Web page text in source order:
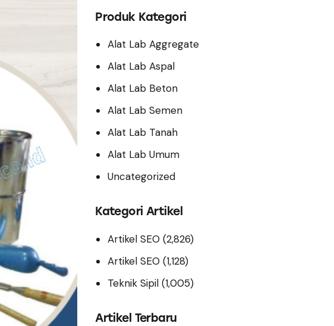
Produk Kategori
Alat Lab Aggregate
Alat Lab Aspal
Alat Lab Beton
Alat Lab Semen
Alat Lab Tanah
Alat Lab Umum
Uncategorized
Kategori Artikel
Artikel SEO (2,826)
Artikel SEO (1,128)
Teknik Sipil(1,005)
Artikel Terbaru